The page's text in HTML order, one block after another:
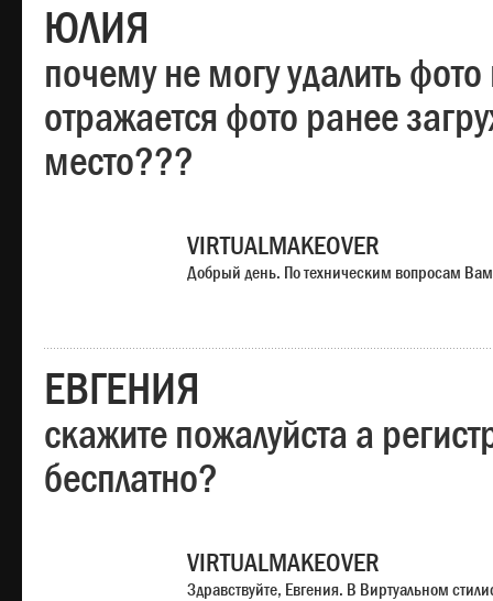
ЮЛИЯ
почему не могу удалить
отражается фото ранее
место???
VIRTUALMAKEOVER
Добрый день. По техническим вопросам
ЕВГЕНИЯ
скажите пожалуйста а
бесплатно?
VIRTUALMAKEOVER
Здравствуйте, Евгения. В Виртуальном